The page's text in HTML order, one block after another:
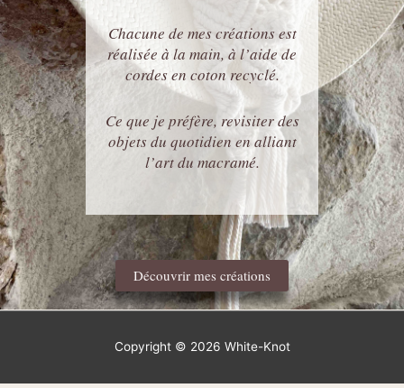
Chacune de mes créations est
réalisée à la main, à l’aide de
cordes en coton recyclé.
Ce que je préfère, revisiter des
objets du quotidien en alliant
l’art du macramé.
Découvrir mes créations
Copyright © 2026 White-Knot